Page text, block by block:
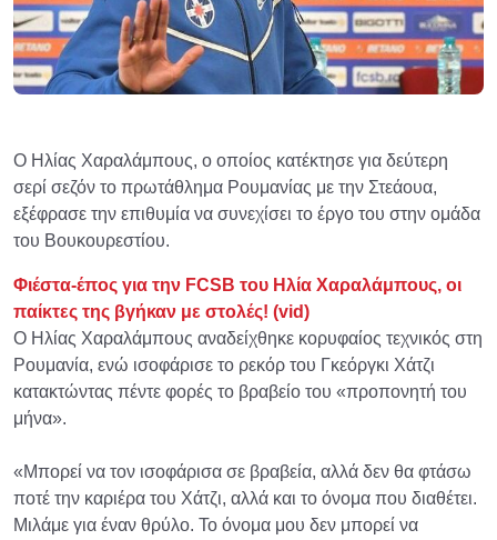
Ο Ηλίας Χαραλάμπους, ο οποίος κατέκτησε για δεύτερη
σερί σεζόν το πρωτάθλημα Ρουμανίας με την Στεάουα,
εξέφρασε την επιθυμία να συνεχίσει το έργο του στην ομάδα
του Βουκουρεστίου.
Φιέστα-έπος για την FCSB του Ηλία Χαραλάμπους, οι
παίκτες της βγήκαν με στολές! (vid)
Ο Ηλίας Χαραλάμπους αναδείχθηκε κορυφαίος τεχνικός στη
Ρουμανία, ενώ ισοφάρισε το ρεκόρ του Γκεόργκι Χάτζι
κατακτώντας πέντε φορές το βραβείο του «προπονητή του
μήνα».
«Μπορεί να τον ισοφάρισα σε βραβεία, αλλά δεν θα φτάσω
ποτέ την καριέρα του Χάτζι, αλλά και το όνομα που διαθέτει.
Μιλάμε για έναν θρύλο. Το όνομα μου δεν μπορεί να